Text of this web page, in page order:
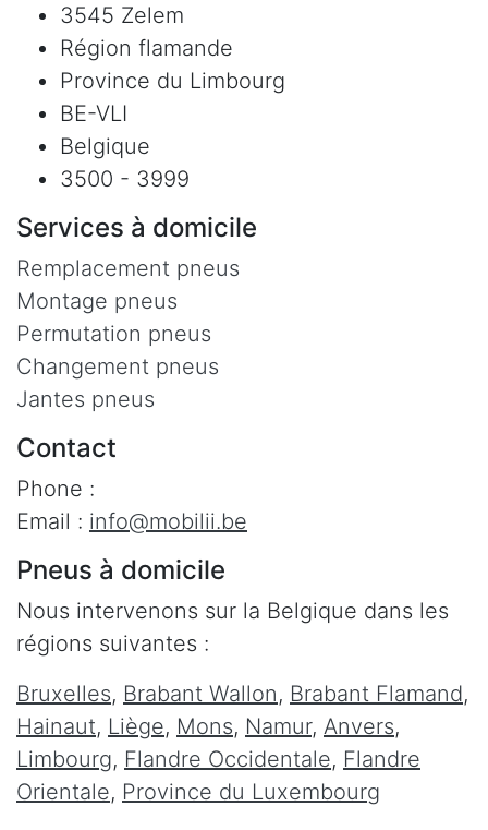
3545 Zelem
Région flamande
Province du Limbourg
BE-VLI
Belgique
3500 - 3999
Services à domicile
Remplacement pneus
Montage pneus
Permutation pneus
Changement pneus
Jantes pneus
Contact
Phone :
Email : info@mobilii.be
Pneus à domicile
Nous intervenons sur la Belgique dans les
régions suivantes :
Bruxelles, Brabant Wallon, Brabant Flamand,
Hainaut, Liège, Mons, Namur, Anvers,
Limbourg, Flandre Occidentale, Flandre
Orientale, Province du Luxembourg